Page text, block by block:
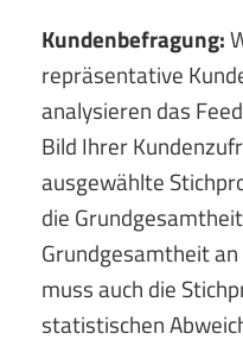
Kundenbefragung:
repräsentative
analysieren das
Bild Ihrer
ausgewählte
die
Grundgesamtheit
muss auch die
statistischen